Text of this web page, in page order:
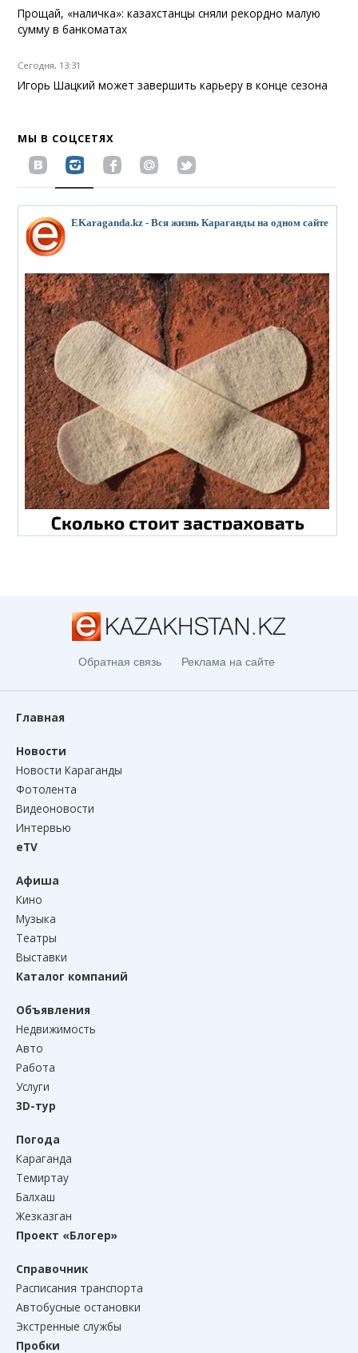
Прощай, «наличка»: казахстанцы сняли рекордно малую
сумму в банкоматах
Сегодня, 13:31
Игорь Шацкий может завершить карьеру в конце сезона
МЫ В СОЦСЕТЯХ
EKaraganda.kz - Вся жизнь Караганды на одном сайте
Обратная связь Реклама на сайте
Главная
Новости
Новости Караганды
Фотолента
Видеоновости
Интервью
eTV
Афиша
Кино
Музыка
Театры
Выставки
Каталог компаний
Объявления
Недвижимость
Авто
Работа
Услуги
3D-тур
Погода
Караганда
Темиртау
Балхаш
Жезказган
Проект «Блогер»
Справочник
Расписания транспорта
Автобусные остановки
Экстренные службы
Пробки